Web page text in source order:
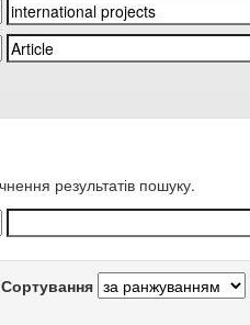
результатів пошуку.
Сортування